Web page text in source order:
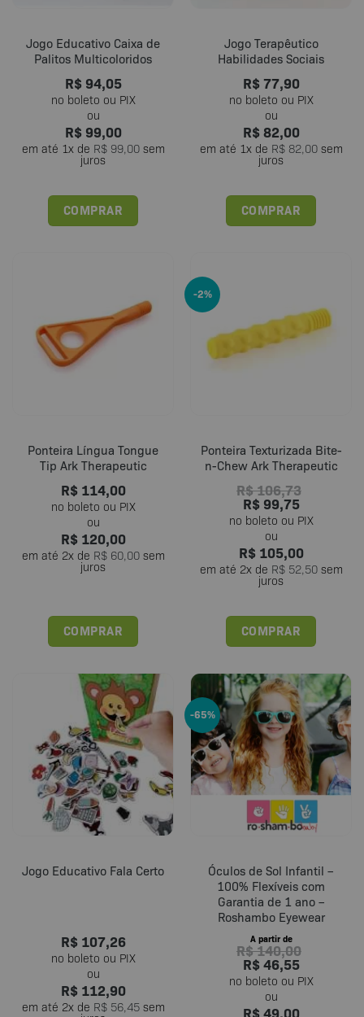
produto
Jogo Educativo Caixa de
Palitos Multicoloridos
R$94,05
R$99,00
em até 1x de R$99,00sem
juros
COMPRAR
Jogo Terapêutico
Habilidades Sociais
R$77,90
R$82,00
em até 1x de R$82,00sem
juros
COMPRAR
Ponteira Língua Tongue
Tip Ark Therapeutic
R$114,00
R$120,00
em até 2x de R$60,00sem
juros
COMPRAR
-2%
Ponteira Texturizada Bite-
n-Chew Ark Therapeutic
R$106,73
R$99,75
R$105,00
em até 2x de R$52,50sem
juros
COMPRAR
Jogo Educativo Fala Certo
R$107,26
R$112,90
em até 2x de R$56,45sem
-65%
Óculos de Sol Infantil –
100% Flexíveis com
Garantia de 1 ano –
Roshambo Eyewear
A partir de
R$140,00
R$46,55
R$49,00